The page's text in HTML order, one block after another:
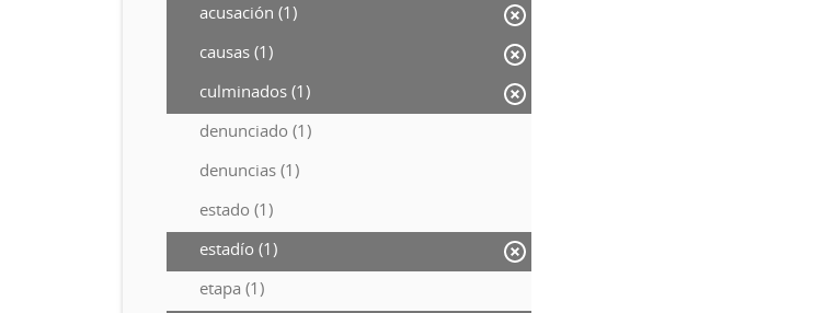
acusación (1)
causas (1)
culminados (1)
denunciado (1)
denuncias (1)
estado (1)
estadío (1)
etapa (1)